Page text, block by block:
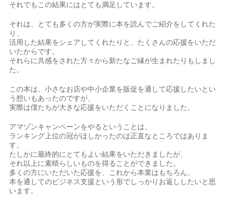
それでもこの結果にはとても満足しています。
それは、とても多くの方が実際に本を読んでご紹介をしてくれた
り、
活用した結果をシェアしてくれたりと、たくさんの応援をいただ
いたからです。
それらに共感をされた方々から新たなご縁が生まれたりもしまし
た。
この本は、小さなお店や中小企業を販促を通して応援したいとい
う想いもあったのですが、
実際は僕たちが大きな応援をいただくことになりました。
アマゾンキャンペーンをやるということは、
ランキング上位の冠がほしかったのは正直なところではありま
す。
たしかに最終的にとてもよい結果をいただきましたが、
それ以上に素晴らしいものを得ることができました。
多くの方にいただいた応援を、これから本業はもちろん、
本を通してのビジネス支援という形でしっかりお返ししたいと思
います。